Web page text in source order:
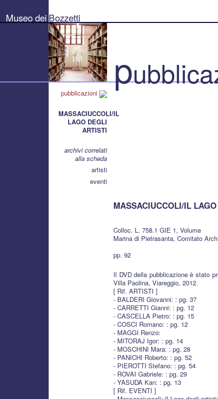
Bozzetti
"Pierluigi
Museo dei Bozzetti
pubblicazioni
MASSACIUCCOLI/IL
LAGO DEGLI
ARTISTI
archivi correlati
alla scheda
artisti
eventi
p
MASSACIUCCOLI/IL
Colloc. L. 758.1 GIE 1, Volume
Marina di Pietrasanta, Comitato
pp. 92
Il DVD della pubblicazione è stato
Villa Paolina, Viareggio, 2012.
[ Rif. ARTISTI ]
- BALDERI Giovanni: : pg. 37
- CARRETTI Gianni: : pg. 12
- CASCELLA Pietro: : pg. 15
- COSCI Romano: : pg. 12
- MAGGI Renzo:
- MITORAJ Igor: : pg. 14
- MOSCHINI Mara: : pg. 28
- PANICHI Roberto: : pg. 52
- PIEROTTI Stefano: : pg. 54
- ROVAI Gabriele: : pg. 29
- YASUDA Kan: : pg. 13
[ Rif. EVENTI ]